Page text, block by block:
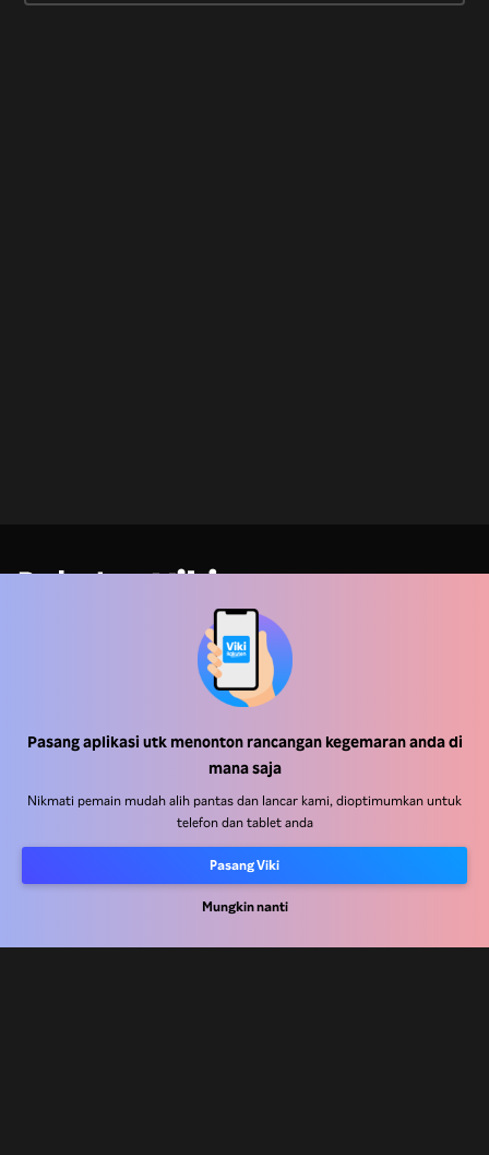
Pasang aplikasi utk menonton rancangan kegemaran anda di
mana saja
Nikmati pemain mudah alih pantas dan lancar kami, dioptimumkan untuk
telefon dan tablet anda
Pasang Viki
Mungkin nanti
Pusat Bantuan
Pusat Akhbar
Terma Penggunaan